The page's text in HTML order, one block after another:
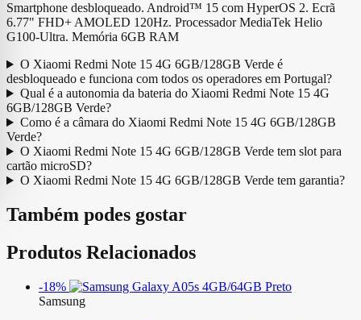
Smartphone desbloqueado. Android™ 15 com HyperOS 2. Ecrã
6.77" FHD+ AMOLED 120Hz. Processador MediaTek Helio
G100-Ultra. Memória 6GB RAM
O Xiaomi Redmi Note 15 4G 6GB/128GB Verde é
desbloqueado e funciona com todos os operadores em Portugal?
Qual é a autonomia da bateria do Xiaomi Redmi Note 15 4G
6GB/128GB Verde?
Como é a câmara do Xiaomi Redmi Note 15 4G 6GB/128GB
Verde?
O Xiaomi Redmi Note 15 4G 6GB/128GB Verde tem slot para
cartão microSD?
O Xiaomi Redmi Note 15 4G 6GB/128GB Verde tem garantia?
Também podes gostar
Produtos Relacionados
-18%
Samsung